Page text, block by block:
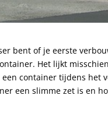
bent of je eerste
Het lijkt
container tijdens het
een slimme zet is en